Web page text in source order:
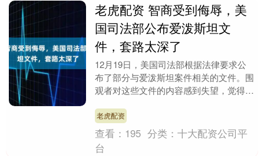
老虎配资 智商受到侮辱，美
国司法部公布爱泼斯坦文
件，套路太深了
12月19日，美国司法部根据法律要求公
布了部分与爱泼斯坦案件相关的文件。围
观者对这些文件的内容感到失望，觉得自
的做法很有深意....
老虎配资
查看： 195 分类：十大配资公司平
台